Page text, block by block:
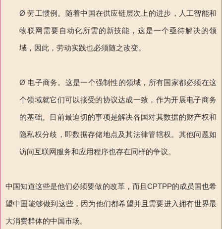
Ø 劳工惯例。随着中国在供应链层次上的进步，人工智能和
物联网需要自动化所需的新技能，这是一个亟待解决的领
域，因此，劳动实践也必须随之改变。
Ø 电子商务。这是一个强制性的领域，所有国家都必须在这
个领域就它们可以接受的协议达成一致，作为开展电子商务
的基础。目前最迫切的事项是解决各国对其数据的财产权和
隐私权分歧，即数据存储地点及其法律管辖权。其他问题如
访问互联网服务和应用程序也存在同样的争议。
中国知道这些是他们必须要做的改革，而且CPTPP的成员国也希
望中国能够做到这些，因为他们都希望并且需要进入拥有世界最
大消费群体的中国市场。